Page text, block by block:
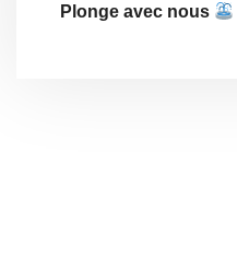
Plonge avec nous